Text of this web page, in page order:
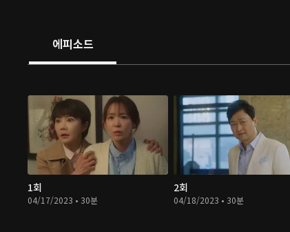
에피소드
1회
04/17/2023 • 30분
2회
04/18/2023 • 30분